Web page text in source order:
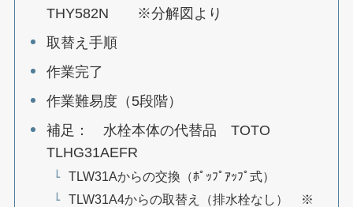
THY582N ※分解図より
取替え手順
作業完了
作業難易度（5段階）
補足： 水栓本体の代替品 TOTO
TLHG31AEFR
TLW31Aからの交換（ﾎﾟｯﾌﾟｱｯﾌﾟ式）
TLW31A4からの取替え（排水栓なし） ※